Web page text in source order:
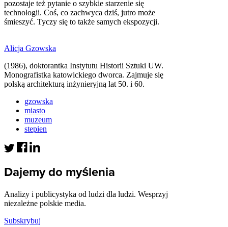
pozostaje też pytanie o szybkie starzenie się
technologii. Coś, co zachwyca dziś, jutro może
śmieszyć. Tyczy się to także samych ekspozycji.
Alicja Gzowska
(1986), doktorantka Instytutu Historii Sztuki UW.
Monografistka katowickiego dworca. Zajmuje się
polską architekturą inżynieryjną lat 50. i 60.
gzowska
miasto
muzeum
stepien
Dajemy do myślenia
Analizy i publicystyka od ludzi dla ludzi. Wesprzyj
niezależne polskie media.
Subskrybuj